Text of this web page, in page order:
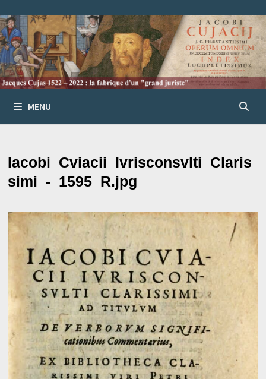
au
contenu
MENU
Iacobi_Cviacii_Ivrisconsvlti_Claris
simi_-_1595_R.jpg